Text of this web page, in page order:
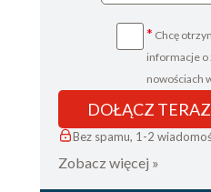
* Chcę
informacje o
nowościach
DOŁĄCZ TERAZ
Bez spamu, 1-2
Zobacz więcej »